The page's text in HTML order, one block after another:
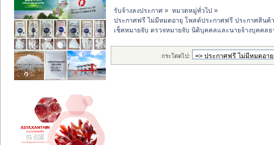
รับจ้างลงประกาศ » หมวดหมู่ทั่วไป»
ประกาศฟรี ไม่มีหมดอายุ โพสต์ประกาศฟรี ประกาศสินค้
เช็คหมายจับ ตรวจหมายจับ นิติบุคคลและนายจ้างบุคคลธ
กระโดดไป: